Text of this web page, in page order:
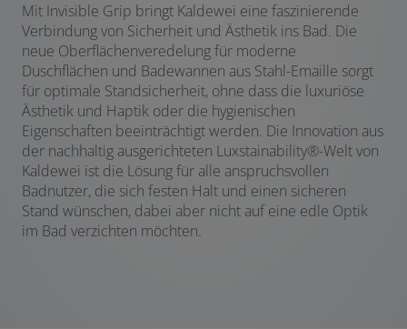
Mit Invisible Grip bringt Kaldewei eine faszinierende
Verbindung von Sicherheit und Ästhetik ins Bad. Die
neue Oberflächenveredelung für moderne
Duschflächen und Badewannen aus Stahl-Emaille sorgt
für optimale Standsicherheit, ohne dass die luxuriöse
Ästhetik und Haptik oder die hygienischen
Eigenschaften beeinträchtigt werden. Die Innovation aus
der nachhaltig ausgerichteten Luxstainability®-Welt von
Kaldewei ist die Lösung für alle anspruchsvollen
Badnutzer, die sich festen Halt und einen sicheren
Stand wünschen, dabei aber nicht auf eine edle Optik
im Bad verzichten möchten.